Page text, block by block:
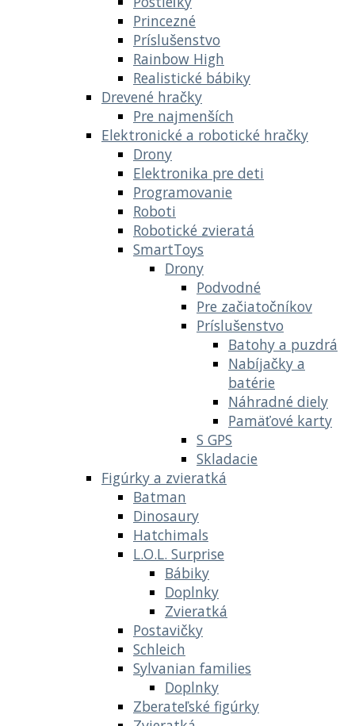
Princezné
Príslušenstvo
Rainbow High
Realistické bábiky
Drevené hračky
Pre najmenších
Elektronické a robotické hračky
Drony
Elektronika pre deti
Programovanie
Roboti
Robotické zvieratá
SmartToys
Drony
Podvodné
Pre začiatočníkov
Príslušenstvo
Batohy a puzdrá
Nabíjačky a
batérie
Náhradné diely
Pamäťové karty
S GPS
Skladacie
Figúrky a zvieratká
Batman
Dinosaury
Hatchimals
L.O.L. Surprise
Bábiky
Doplnky
Zvieratká
Postavičky
Schleich
Sylvanian families
Doplnky
Zberateľské figúrky